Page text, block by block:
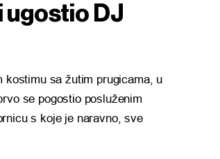
ugostio DJ
kostimu sa žutim prugicama, u
se pogostio posluženim
s koje je naravno, sve